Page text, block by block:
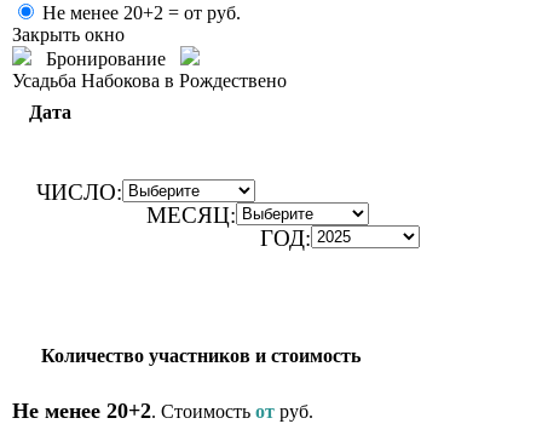
Не менее 20+2 = от руб.
Закрыть окно
Бронирование
Усадьба Набокова в Рождествено
Дата
ЧИСЛО:
МЕСЯЦ:
ГОД:
Количество участников и стоимость
Не менее 20+2. Стоимость от руб.